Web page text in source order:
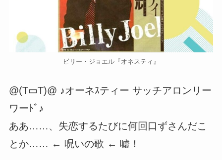
ビリー・ジョエル『オネスティ』
@(T▭T)@ ♪オーネｽティー サッチアロンリー
ワーﾄﾞ♪
ああ……、失恋するたびに何回口ずさんだこ
とか…… ← 呪いの歌 ← 嘘！